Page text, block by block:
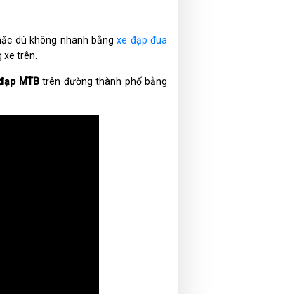
dù không nhanh bằngxe đạp đua
xe trên.
MTBtrên đường thành phố bằng